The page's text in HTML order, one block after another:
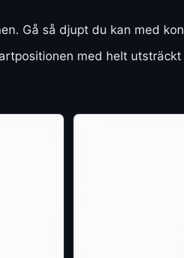
Gå så djupt du kan med
med helt